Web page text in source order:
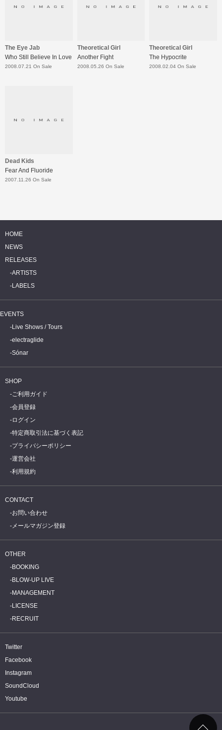
The Eye Jab
Who Still Believe In Love
2008.07.21 On Sale
Theoretical Girl
Another Fight
2008.05.26 On Sale
Theoretical Girl
The Hypocrite
2008.02.04 On Sale
Dead Kids
Fear And Fluoride
2007.11.26 On Sale
HOME
NEWS
RELEASES
ARTISTS
LABELS
EVENTS
Live Shows / Tours
electraglide
Sónar
SHOP
ご利用ガイド
会員登録
ログイン
特定商取引法に基づく表記
プライバシーポリシー
運営会社
利用規約
CONTACT
お問い合わせ
メールマガジン登録
OTHER
BOOKING
BLOW-UP LIVE
MANAGEMENT
LICENSE
RECRUIT
Twitter
Facebook
Instagram
SoundCloud
Youtube